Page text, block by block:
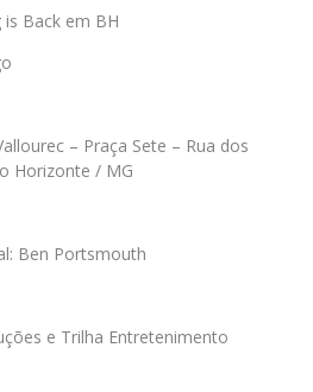
is Back em BH
– Praça Sete – Rua dos
Horizonte / MG
Ben Portsmouth
e Trilha Entretenimento